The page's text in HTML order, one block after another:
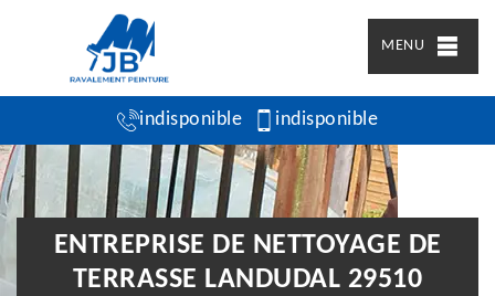
MENU
indisponible indisponible
ENTREPRISE DE NETTOYAGE DE
TERRASSE LANDUDAL 29510